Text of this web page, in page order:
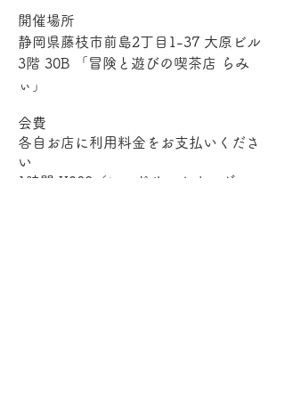
開催場所
静岡県藤枝市前島2丁目1-37 大原ビル
3階 30B 「冒険と遊びの喫茶店 らみ
ぃ」
会費
各自お店に利用料金をお支払いくださ
い
1時間 ¥300（ワンドリンクオーダー